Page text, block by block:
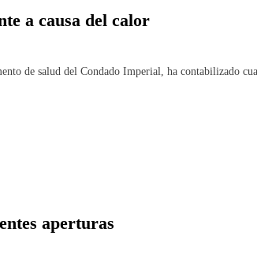
a causa del calor
de salud del Condado Imperial, ha contabilizado
aperturas